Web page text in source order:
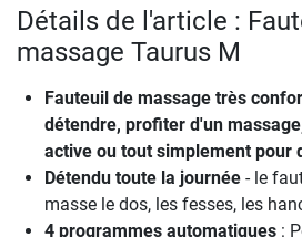
Détails de l'article :
massage Taurus M
Fauteuil de massage très
détendre, profiter d'un
active ou tout simplement pour
Détendu toute la journée - le
masse le dos, les fesses, les
4 programmes automatiques :